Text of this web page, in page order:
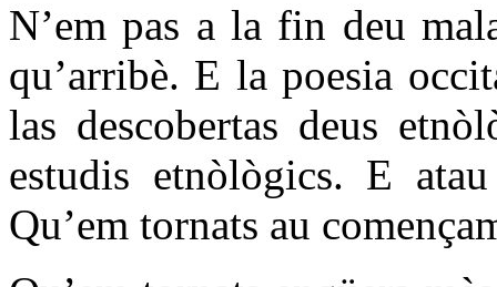
N’em pas a la fin deu
qu’arribè. E la poesia
las descobertas deus
estudis etnòlògics. E
Qu’em tornats au